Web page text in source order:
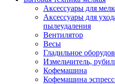
Аксессуары для
Аксессуары для
пылеудаления
Вентилятор
Весы
Гладильное
Измельчитель,
Кофемашина
Кофемашина